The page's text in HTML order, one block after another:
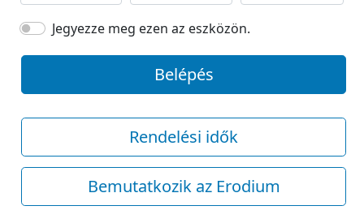
Jegyezze meg ezen az eszközön.
Belépés
Rendelési idők
Bemutatkozik az Erodium